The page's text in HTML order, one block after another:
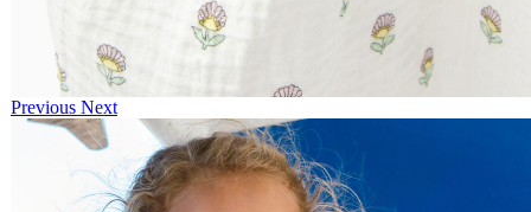
Previous Next